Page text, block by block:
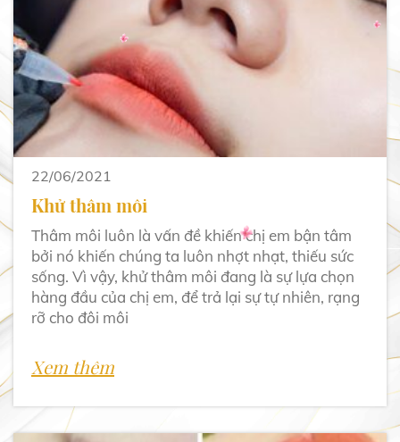
22/06/2021
Khử thâm môi
Thâm môi luôn là vấn đề khiến chị em bận tâm
bởi nó khiến chúng ta luôn nhợt nhạt, thiếu sức
sống. Vì vậy, khử thâm môi đang là sự lựa chọn
hàng đầu của chị em, để trả lại sự tự nhiên, rạng
rỡ cho đôi môi
Xem thêm